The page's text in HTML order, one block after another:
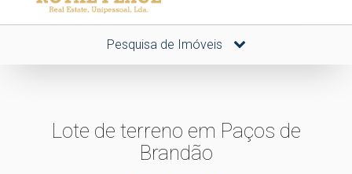
Pesquisa de Imóveis
Lote de terreno em Paços de
Brandão